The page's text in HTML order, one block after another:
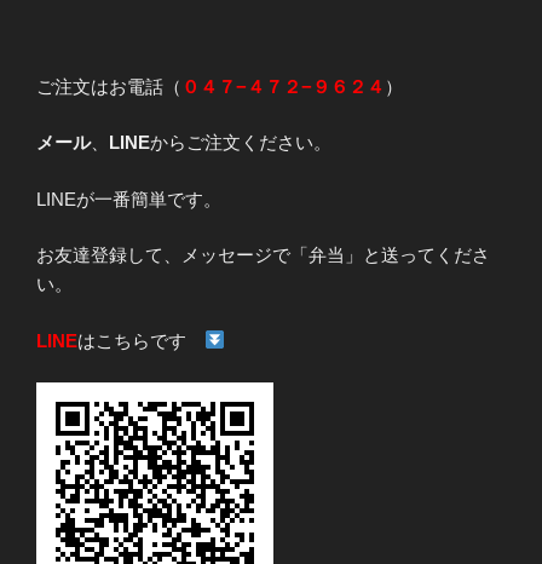
ご注文はお電話（ ０４７−４７２−９６２４ ）
メール、 LINEからご注文ください。
LINEが一番簡単です。
お友達登録して、メッセージで「弁当」と送ってくださ
い。
LINEはこちらです